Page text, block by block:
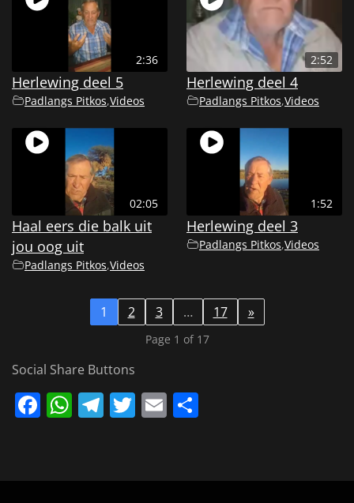
2:36
Herlewing deel 5
Padlangs Pitkos,Videos
2:52
Herlewing deel 4
Padlangs Pitkos,Videos
02:05
Haal eers die balk uit
jou oog uit
Padlangs Pitkos,Videos
1:52
Herlewing deel 3
Padlangs Pitkos,Videos
1 2 3 … 17 »
Page 1 of 17
Social Share Buttons
Facebook
WhatsApp
Telegram
Twitter
Email